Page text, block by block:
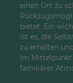
einen Ort zu
bietet. Ein
ist es, die
zu erhalten
im Mittelpunkt
familiärer